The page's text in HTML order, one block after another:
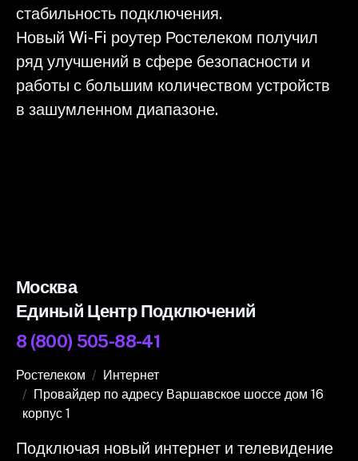
стабильность подключения.
Новый Wi-Fi роутер Ростелеком получил
ряд улучшений в сфере безопасности и
работы с большим количеством устройств
в зашумленном диапазоне.
Москва
Единый Центр Подключений
8 (800) 505-88-41
Ростелеком
Интернет
Провайдер по адресу Варшавское шоссе дом 16
корпус 1
Подключая новый интернет и телевидение